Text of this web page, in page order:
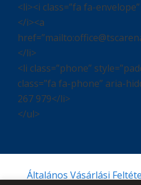
<li><i class=”fa fa-
</i><a
</li>
<li class=”phone”
class=”fa fa-phone” aria-
267 979</li>
</ul>
Általános Vásárlási